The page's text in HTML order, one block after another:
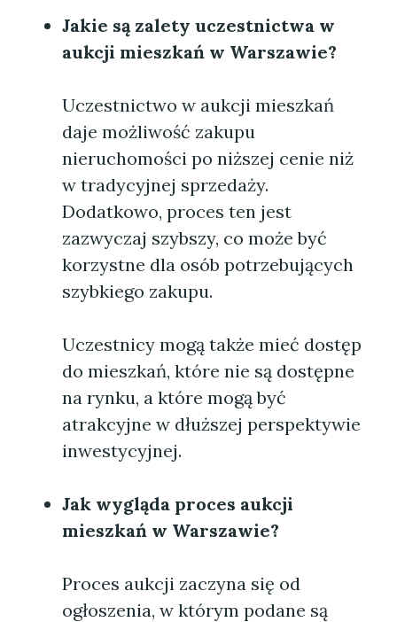
Jakie są zalety uczestnictwa w
aukcji mieszkań w Warszawie?
Uczestnictwo w aukcji mieszkań
daje możliwość zakupu
nieruchomości po niższej cenie niż
w tradycyjnej sprzedaży.
Dodatkowo, proces ten jest
zazwyczaj szybszy, co może być
korzystne dla osób potrzebujących
szybkiego zakupu.
Uczestnicy mogą także mieć dostęp
do mieszkań, które nie są dostępne
na rynku, a które mogą być
atrakcyjne w dłuższej perspektywie
inwestycyjnej.
Jak wygląda proces aukcji
mieszkań w Warszawie?
Proces aukcji zaczyna się od
ogłoszenia, w którym podane są